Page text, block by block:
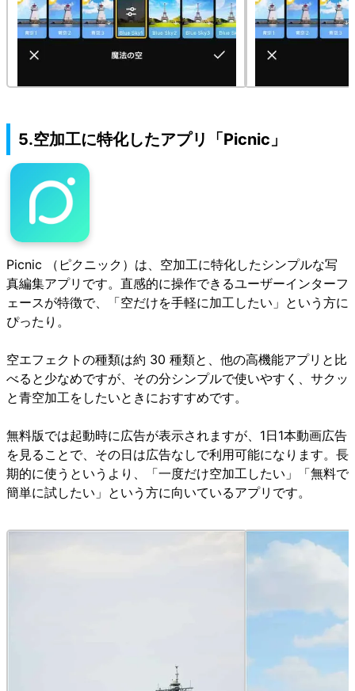
5.空加工に特化したアプリ「Picnic」
Picnic （ピクニック）は、空加工に特化したシンプルな写
真編集アプリです。直感的に操作できるユーザーインターフ
ェースが特徴で、「空だけを手軽に加工したい」という方に
ぴったり。
空エフェクトの種類は約 30 種類と、他の高機能アプリと比
べると少なめですが、その分シンプルで使いやすく、サクッ
と青空加工をしたいときにおすすめです。
無料版では起動時に広告が表示されますが、1日1本動画広告
を見ることで、その日は広告なしで利用可能になります。長
期的に使うというより、「一度だけ空加工したい」「無料で
簡単に試したい」という方に向いているアプリです。